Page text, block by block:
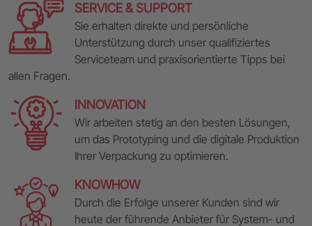
SERVICE & SUPPORT
Sie erhalten direkte und persönliche
Unterstützung durch unser qualifiziertes
Serviceteam und praxisorientierte Tipps bei
allen Fragen.
INNOVATION
Wir arbeiten stetig an den besten Lösungen,
um das Prototyping und die digitale Produktion
Ihrer Verpackung zu optimieren.
KNOWHOW
Durch die Erfolge unserer Kunden sind wir
heute der führende Anbieter für System- und